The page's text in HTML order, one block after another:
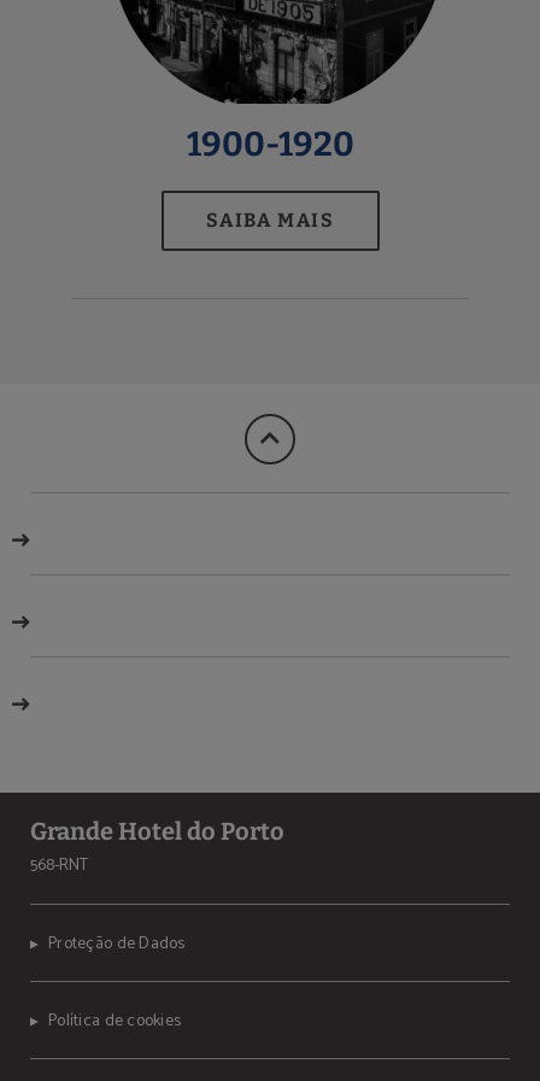
1900-1920
SAIBA MAIS
Grande Hotel do Porto
568-RNT
Proteção de Dados
Política de cookies